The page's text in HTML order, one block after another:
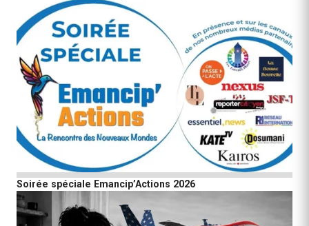
Soirée spéciale Emancip’Actions 2026